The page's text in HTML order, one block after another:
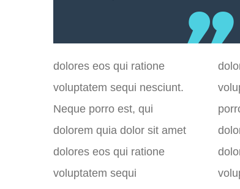
dolores eos qui ratione
voluptatem sequi nesciunt.
Neque porro est, qui
dolorem quia dolor sit amet
dolores eos qui ratione
voluptatem sequi